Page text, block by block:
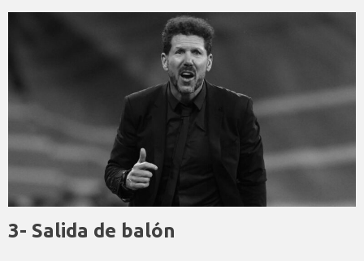
3- Salida de balón